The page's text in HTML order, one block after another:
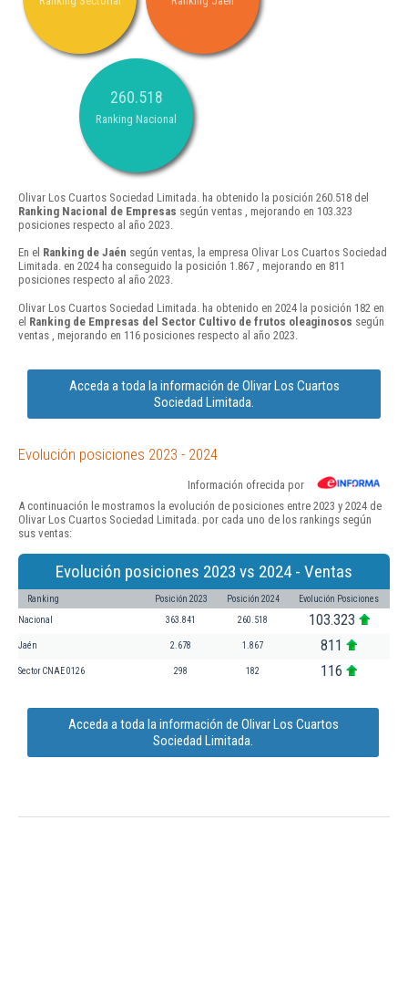
260.518
Ranking Nacional
Olivar Los Cuartos Sociedad Limitada. ha obtenido la posición 260.518 del
Ranking Nacional de Empresas según ventas , mejorando en 103.323
posiciones respecto al año 2023.
En el Ranking de Jaén según ventas, la empresa Olivar Los Cuartos Sociedad
Limitada. en 2024 ha conseguido la posición 1.867 , mejorando en 811
posiciones respecto al año 2023.
Olivar Los Cuartos Sociedad Limitada. ha obtenido en 2024 la posición 182 en
el Ranking de Empresas del Sector Cultivo de frutos oleaginosos según
ventas , mejorando en 116 posiciones respecto al año 2023.
Acceda a toda la información de Olivar Los Cuartos
Sociedad Limitada.
Evolución posiciones 2023 - 2024
Información ofrecida por
A continuación le mostramos la evolución de posiciones entre 2023 y 2024 de
Olivar Los Cuartos Sociedad Limitada. por cada uno de los rankings según
sus ventas:
Evolución posiciones 2023 vs 2024 - Ventas
Ranking Posición 2023 Posición 2024 Evolución Posiciones
Nacional 363.841 260.518 103.323
Jaén 2.678 1.867 811
Sector CNAE 0126 298 182 116
Acceda a toda la información de Olivar Los Cuartos
Sociedad Limitada.